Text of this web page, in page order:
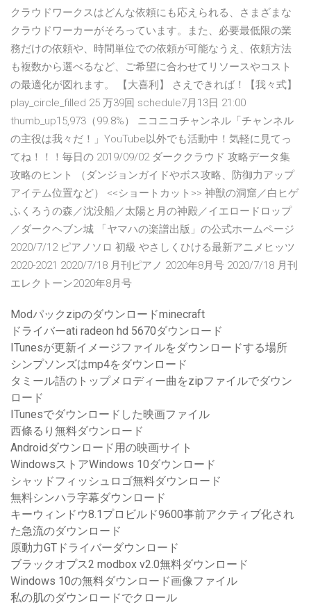
クラウドワークスはどんな依頼にも応えられる、さまざまな
クラウドワーカーがそろっています。また、必要最低限の業
務だけの依頼や、時間単位での依頼が可能なうえ、依頼方法
も複数から選べるなど、ご希望に合わせてリソースやコスト
の最適化が図れます。 【大喜利】 さえできれば！【我々式】
play_circle_filled 25 万39回 schedule7月13日 21:00
thumb_up15,973（99.8%） ニコニコチャンネル「チャンネル
の主役は我々だ！」YouTube以外でも活動中！気軽に見てっ
てね！！！毎日の 2019/09/02 ダーククラウド 攻略データ集
攻略のヒント （ダンジョンガイドやボス攻略、防御力アップ
アイテム位置など） <<ショートカット>> 神獣の洞窟／白ヒゲ
ふくろうの森／沈没船／太陽と月の神殿／イエロードロップ
／ダークヘブン城 「ヤマハの楽譜出版」の公式ホームページ
2020/7/12 ピアノソロ 初級 やさしくひける最新アニメヒッツ
2020-2021 2020/7/18 月刊ピアノ 2020年8月号 2020/7/18 月刊
エレクトーン2020年8月号
Modパックzipのダウンロードminecraft
ドライバーati radeon hd 5670ダウンロード
ITunesが更新イメージファイルをダウンロードする場所
シンプソンズはmp4をダウンロード
タミール語のトップメロディー曲をzipファイルでダウン
ロード
ITunesでダウンロードした映画ファイル
西條るり無料ダウンロード
Androidダウンロード用の映画サイト
WindowsストアWindows 10ダウンロード
シャッドフィッシュロゴ無料ダウンロード
無料シンハラ字幕ダウンロード
キーウィンドウ8.1プロビルド9600事前アクティブ化され
た急流のダウンロード
原動力GTドライバーダウンロード
ブラックオプス2 modbox v2.0無料ダウンロード
Windows 10の無料ダウンロード画像ファイル
私の肌のダウンロードでクロール